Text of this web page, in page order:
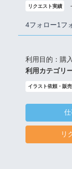
リクエスト実績
4フォロー1フ
利用目的：購
利用カテゴリ
イラスト依頼・販売
リ